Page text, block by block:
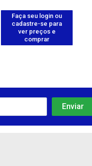
Faça seu login ou
cadastre-se para
ver preços e
comprar